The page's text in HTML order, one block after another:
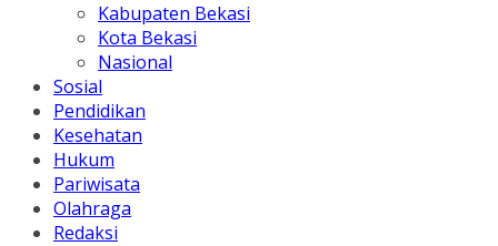
Kabupaten Bekasi
Kota Bekasi
Nasional
Sosial
Pendidikan
Kesehatan
Hukum
Pariwisata
Olahraga
Redaksi